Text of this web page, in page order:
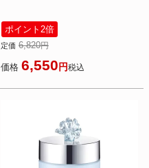
ポイント2倍
定価 6,820
価格 6,550 税込